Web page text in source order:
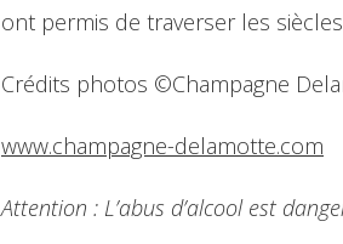
ont permis de traverser les
Crédits photos ©Champagne
www.champagne-delamotte.com
Attention : L’abus d’alcool est